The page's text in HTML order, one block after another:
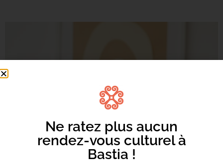
Ne ratez plus aucun
rendez-vous culturel à
Bastia !